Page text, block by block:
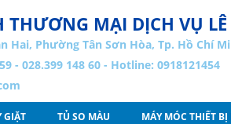
THƯƠNG MẠI DỊCH VỤ
Hai, Phường Tân Sơn Hòa, Tp. Hồ Chí
- 028.399 148 60 - Hotline: 0918121454
GIẶT TỦ SO MÀU MÁY MÓC THIẾT BỊ